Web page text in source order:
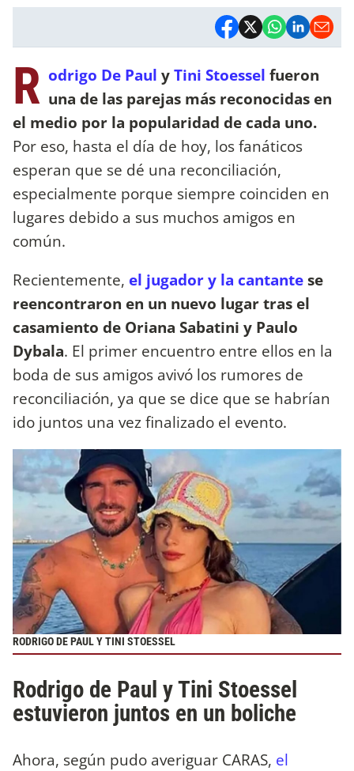
R odrigo De Paul yTini Stoessel fueron
una de las parejas más reconocidas en
el medio por la popularidad de cada uno.
Por eso, hasta el día de hoy, los fanáticos
esperan que se dé una reconciliación,
especialmente porque siempre coinciden en
lugares debido a sus muchos amigos en
común.
Recientemente, el jugador y la cantantese
reencontraron en un nuevo lugar tras el
casamiento de Oriana Sabatini y Paulo
Dybala. El primer encuentro entre ellos en la
boda de sus amigos avivó los rumores de
reconciliación, ya que se dice que se habrían
ido juntos una vez finalizado el evento.
RODRIGO DE PAUL Y TINI STOESSEL
Rodrigo de Paul y Tini Stoessel
estuvieron juntos en un boliche
Ahora, según pudo averiguar CARAS, el